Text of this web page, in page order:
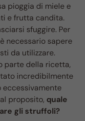
pioggia di miele e
e frutta candita.
sfuggire. Per
necessario sapere
da utilizzare.
parte della ricetta,
incredibilmente
eccessivamente
proposito, quale
gli struffoli?